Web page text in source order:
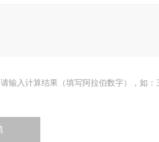
请输入计算结果（填写阿拉伯数字），如：